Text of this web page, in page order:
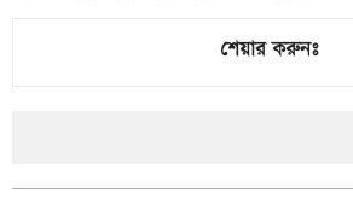
শেয়ার করুনঃ